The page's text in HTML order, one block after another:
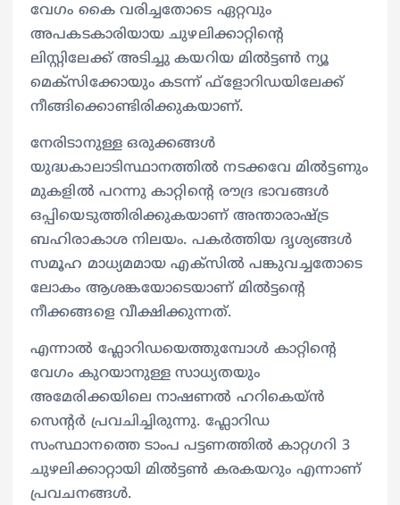
വേഗം കൈ വരിച്ചതോടെ ഏറ്റവും
അപകടകാരിയായ ചു‍ഴലിക്കാറ്റിന്‍റെ
ലിസ്റ്റിലേക്ക് അടിച്ചു കയറിയ മിൽട്ടൺ ന്യൂ
മെക്സിക്കോയും കടന്ന് ഫ്ളോറിഡയിലേക്ക്
നീങ്ങിക്കൊണ്ടിരിക്കുകയാണ്.
നേരിടാനുള്ള ഒരുക്കങ്ങൾ
യുദ്ധകാലാടിസ്ഥാനത്തിൽ നടക്കവേ മിൽട്ടണും
മുകളിൽ പറന്നു കാറ്റിന്റെ രൗദ്ര ഭാവങ്ങൾ
ഒപ്പിയെടുത്തിരിക്കുകയാണ് അന്താരാഷ്ട്ര
ബഹിരാകാശ നിലയം. പകർത്തിയ ദൃശ്യങ്ങൾ
സമൂഹ മാധ്യമമായ എക്‌സിൽ പങ്കുവച്ചതോടെ
ലോകം ആശങ്കയോടെയാണ് മിൽട്ടന്‍റെ
നീക്കങ്ങളെ വീക്ഷിക്കുന്നത്.
എന്നാൽ ഫ്ലോറിഡയെത്തുമ്പോൾ കാറ്റിന്‍റെ
വേഗം കുറയാനുള്ള സാധ്യതയും
അമേരിക്കയിലെ നാഷണല്‍ ഹറികെയ്‌ന്‍
സെന്‍റര്‍ പ്രവചിച്ചിരുന്നു. ഫ്ലോറിഡ
സംസ്ഥാനത്തെ ടാംപ പട്ടണത്തില്‍ കാറ്റഗറി 3
ചുഴലിക്കാറ്റായി മില്‍ട്ടണ്‍ കരകയറും എന്നാണ്
പ്രവചനങ്ങള്‍.